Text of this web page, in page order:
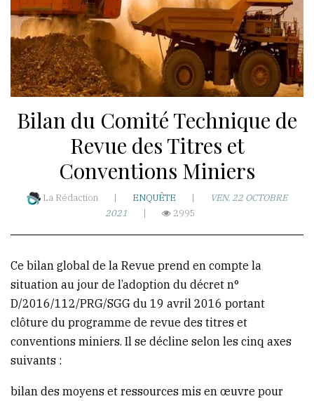
akoumba2000
Résidence
Hawa-
Nongo
Taady-
T3-
501-
BP:5173
Guinée
(Conakry)
Bilan du Comité Technique de
Revue des Titres et
Conventions Miniers
La Rédaction | ENQUÊTE |
VEN. 22 OCTOBRE
2021
| 2995
Ce bilan global de la Revue prend en compte la
situation au jour de l’adoption du décret n°
D/2016/112/PRG/SGG du 19 avril 2016 portant
clôture du programme de revue des titres et
conventions miniers. Il se décline selon les cinq axes
suivants :
bilan des moyens et ressources mis en œuvre pour